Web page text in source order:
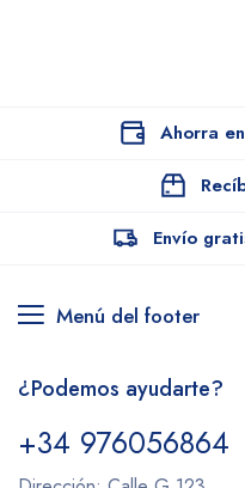
Ahorra
Envío
Menú del footer
¿Podemos ayudarte?
+34 976056864